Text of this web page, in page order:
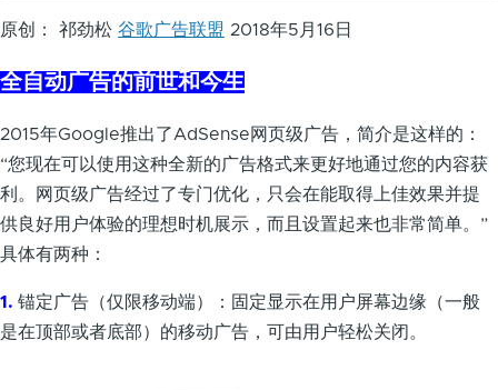
原创： 祁劲松 谷歌广告联盟 2018年5月16日
全自动广告的前世和今生
2015年Google推出了AdSense网页级广告，简介是这样的：
“您现在可以使用这种全新的广告格式来更好地通过您的内容获
利。网页级广告经过了专门优化，只会在能取得上佳效果并提
供良好用户体验的理想时机展示，而且设置起来也非常简单。”
具体有两种：
1. 锚定广告（仅限移动端）：固定显示在用户屏幕边缘（一般
是在顶部或者底部）的移动广告，可由用户轻松关闭。